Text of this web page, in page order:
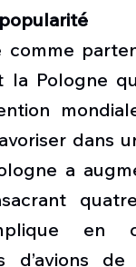
comme
la Pologne
dans
a
en
d’avions